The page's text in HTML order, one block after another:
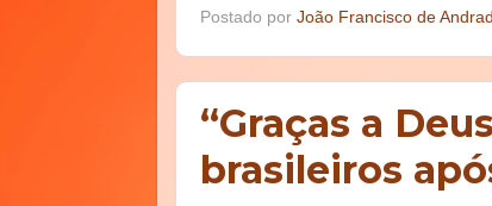
Postado por João Francisco de
“Graças a
brasileiros